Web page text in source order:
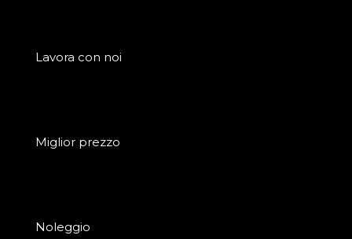
Lavora con noi
Miglior prezzo
Noleggio